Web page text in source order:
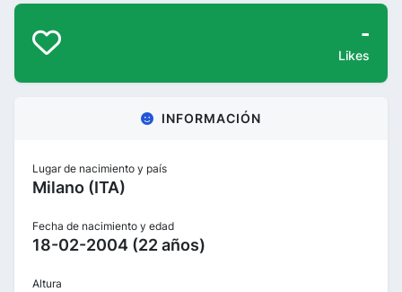
-
Likes
INFORMACIÓN
Lugar de nacimiento y país
Milano (ITA)
Fecha de nacimiento y edad
18-02-2004 (22 años)
Altura